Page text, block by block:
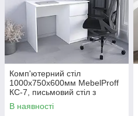
Комп'ютерний стіл
1000х750х600мм MebelProff
КС-7, письмовий стіл з
тумбою та висувним ящиком,
фасади без ручок
В наявності